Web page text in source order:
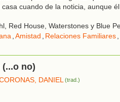
cuando de la noticia, aunque
Red House, Waterstones y Blue
,Amistad , Relaciones Familiares,
no)
DANIEL (trad.)